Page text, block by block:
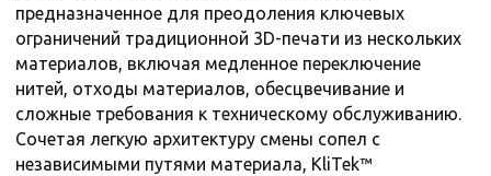
предназначенное для преодоления ключевых
ограничений традиционной 3D-печати из нескольких
материалов, включая медленное переключение
нитей, отходы материалов, обесцвечивание и
сложные требования к техническому обслуживанию.
Сочетая легкую архитектуру смены сопел с
независимыми путями материала, KliTek™